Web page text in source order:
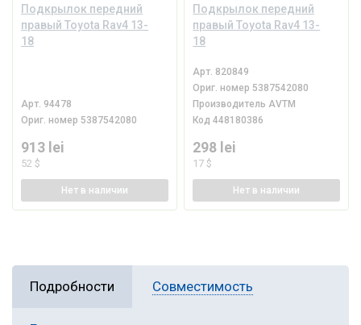
Подкрылок передний
правый Toyota Rav4 13-
18
Арт. 94478
Ориг. номер 5387542080
913 lei
52 $
Нет в наличии
Подкрылок передний
правый Toyota Rav4 13-
18
Арт. 820849
Ориг. номер 5387542080
Производитель AVTM
Код448180386
298 lei
17 $
Нет в наличии
Подробности Совместимость